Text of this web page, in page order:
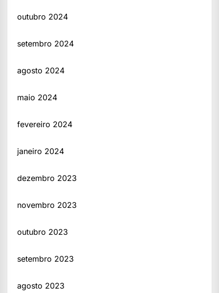
outubro 2024
setembro 2024
agosto 2024
maio 2024
fevereiro 2024
janeiro 2024
dezembro 2023
novembro 2023
outubro 2023
setembro 2023
agosto 2023